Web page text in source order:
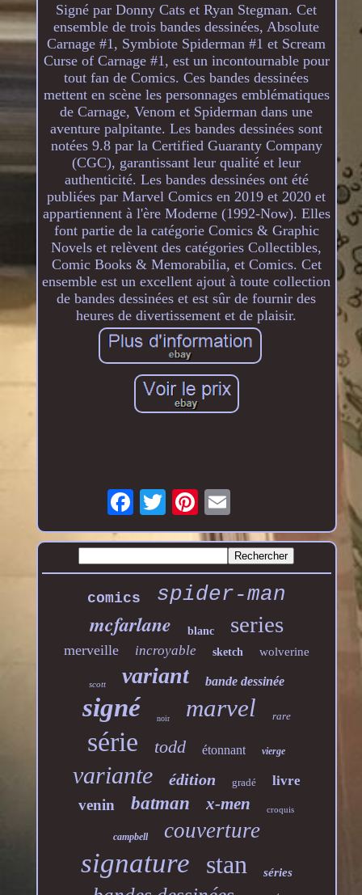
Signé par Donny Cats et Ryan Stegman. Cet
ensemble de trois bandes dessinées, Absolute
Carnage #1, Symbiote Spiderman #1 et Scream
Curse of Carnage #1, est un incontournable pour
tout fan de Comics. Ces bandes dessinées
mettent en scène les personnages emblématiques
de Carnage, Venom et Spiderman dans une
aventure palpitante. Les bandes dessinées sont
notées 9.8 par la Certified Guaranty Company
(CGC), garantissant leur qualité et leur
authenticité. Les bandes dessinées ont été
publiées par Marvel Comics en 2019 et 2020 et
appartiennent à l'ère Moderne (1992-Now). Elles
font partie de la catégorie Comics & Graphic
Novels et relèvent des catégories Collectibles,
Comic Books & Memorabilia, et Comics. Cet
ensemble est un excellent ajout à toute collection
de bandes dessinées et est sûr de fournir des
heures de divertissement et de plaisir.
comics spider-man
mcfarlane blanc series
merveille incroyable sketch wolverine
scott variant bande dessinée
signé noir marvel rare
série todd étonnant vierge
variante édition gradé livre
venin batman x-men croquis
campbell couverture
signature stan séries